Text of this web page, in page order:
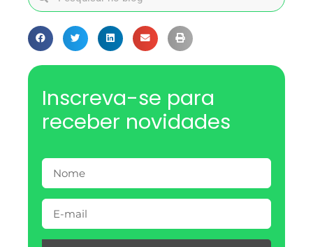
Inscreva-se para
receber novidades